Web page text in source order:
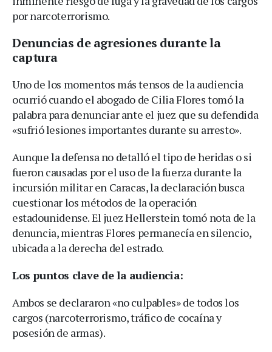
por narcoterrorismo.
Denuncias de agresiones durante la
captura
Uno de los momentos más tensos de la audiencia
ocurrió cuando el abogado de Cilia Flores tomó la
palabra para denunciar ante el juez que su defendida
«sufrió lesiones importantes durante su arresto».
Aunque la defensa no detalló el tipo de heridas o si
fueron causadas por el uso de la fuerza durante la
incursión militar en Caracas, la declaración busca
cuestionar los métodos de la operación
estadounidense. El juez Hellerstein tomó nota de la
denuncia, mientras Flores permanecía en silencio,
ubicada a la derecha del estrado.
Los puntos clave de la audiencia:
Ambos se declararon «no culpables» de todos los
cargos (narcoterrorismo, tráfico de cocaína y
posesión de armas).